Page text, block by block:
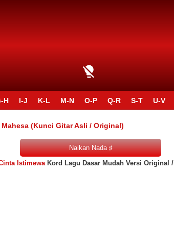
H I-J K-L M-N O-P Q-R S-T U-V
Mahesa (Kunci Gitar Asli / Original)
IstimewaKord Lagu Dasar Mudah Versi Original /